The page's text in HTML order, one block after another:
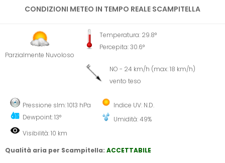
CONDIZIONI METEO IN TEMPO REALE SCAMPITELLA
Parzialmente Nuvoloso
Temperatura: 29.8°
Percepita: 30.6°
NO - 24 km/h (max: 18 km/h)
vento teso
Pressione slm: 1013 hPa
Dewpoint: 13°
Indice UV: N.D.
Umidità: 49%
Visibilità: 10 km
Qualità aria per Scampitella: ACCETTABILE